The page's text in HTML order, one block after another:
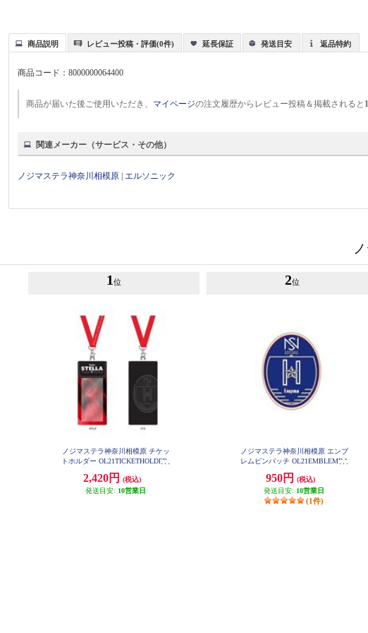
商品説明 レビュー投稿・評価(0件) 延長保証 発送目安 返品特約
商品コード：8000000064400
商品が届いた後ご使用いただき、 マイページの注文履歴からレビュー投稿＆掲載されると
関連メーカー（サービス・その他）
ノジマステラ神奈川相模原 エルソニック
1 位
ノジマステラ神奈川相模原 チケッ
トホルダー OL21TICKETHOLDER
2,420円
(税込)
発送目安: 10営業日
2位
ノジマステラ神奈川相模原 エンブ
レムピンバッチ OL21EMBLEMBA
950円
(税込)
発送目安: 10営業日
(1件)